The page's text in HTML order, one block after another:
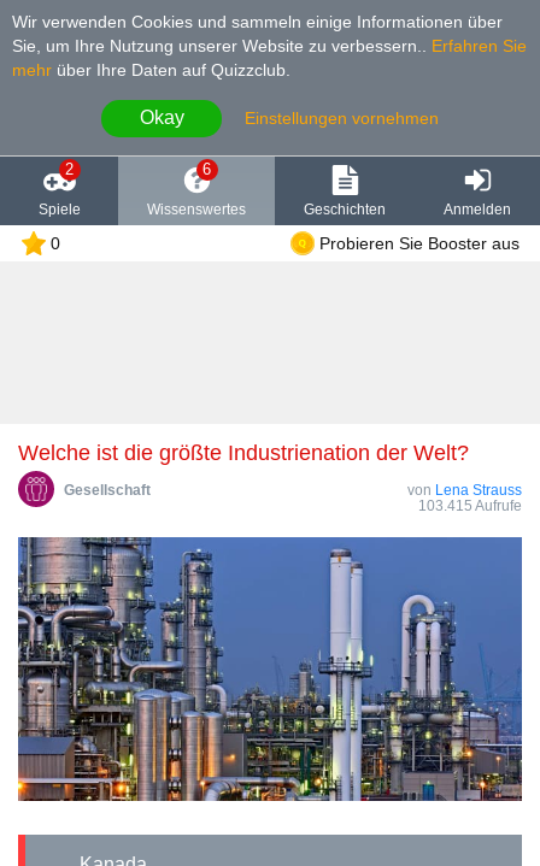
Wir verwenden Cookies und sammeln einige Informationen über
Sie, um Ihre Nutzung unserer Website zu verbessern.
Erfahren Sie
mehr über Ihre Daten auf Quizzclub.
Okay Einstellungen vornehmen
2
Spiele
6
Wissenswertes Geschichten Anmelden
0 Probieren Sie Booster aus
Welche ist die größte Industrienation der Welt?
Gesellschaft von Lena Strauss
103.415 Aufrufe